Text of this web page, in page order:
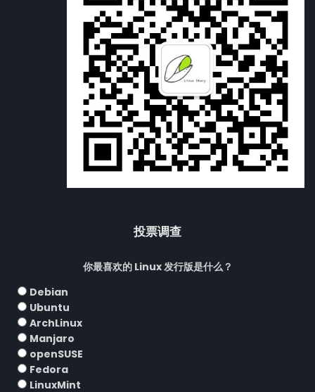
投票调查
你最喜欢的 Linux 发行版是什么？
Debian
Ubuntu
ArchLinux
Manjaro
openSUSE
Fedora
LinuxMint